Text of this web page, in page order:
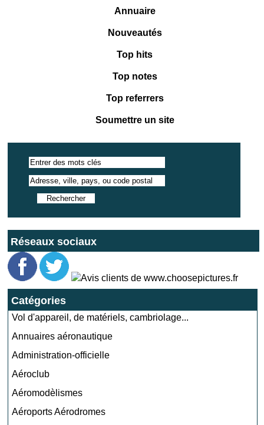
Annuaire
Nouveautés
Top hits
Top notes
Top referrers
Soumettre un site
Réseaux sociaux
Catégories
Vol d'appareil, de matériels, cambriolage...
Annuaires aéronautique
Administration-officielle
Aéroclub
Aéromodèlismes
Aéroports Aérodromes